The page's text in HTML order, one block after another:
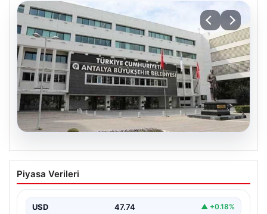
Antalya Büyükşehir Belediyesi’ne
Yönelik Rüşvet ve Yolsuzluk
Bırakıldı
Piyasa Verileri
USD 47.74 ▲ +0.18%